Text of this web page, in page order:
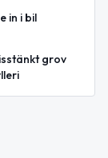
in i bil
grov